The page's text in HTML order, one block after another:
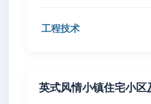
工程技术
英式风情小镇住宅小区